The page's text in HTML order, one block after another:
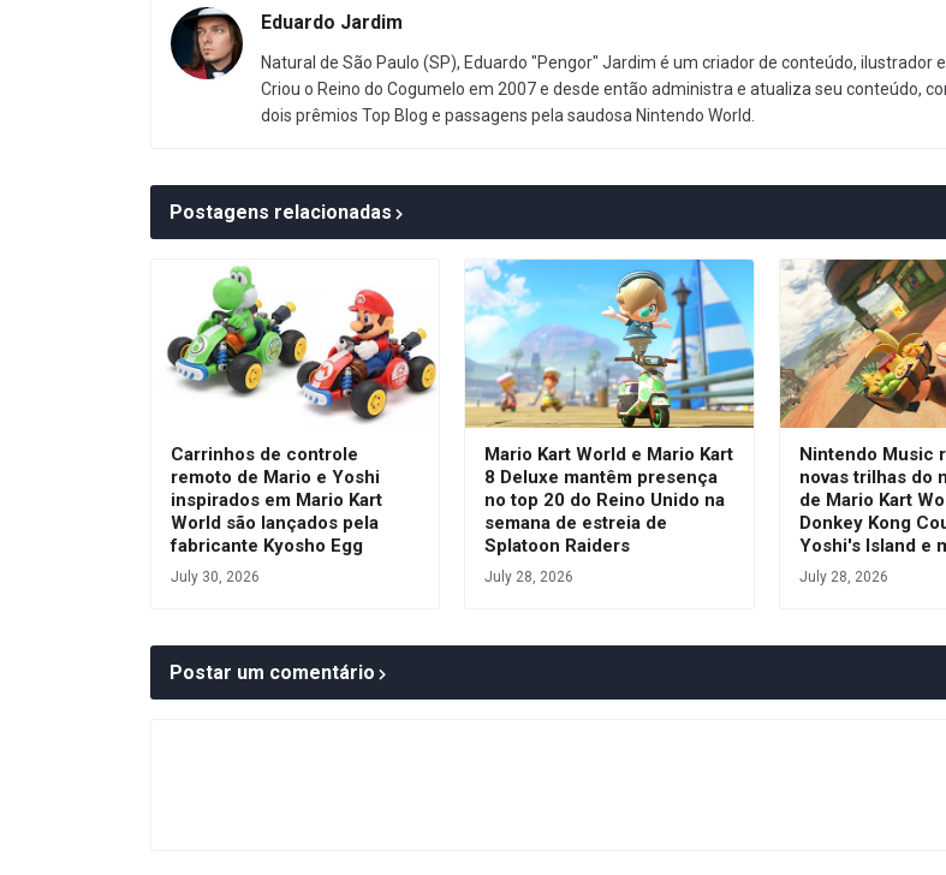
Eduardo Jardim
Natural de São Paulo (SP), Eduardo "Pengor" Jardim é um criador de conteúdo, ilustrador
Criou o Reino do Cogumelo em 2007 e desde então administra e atualiza seu conteúdo,
dois prêmios Top Blog e passagens pela saudosa Nintendo World.
Postagens relacionadas
Carrinhos de controle
remoto de Mario e Yoshi
inspirados em Mario Kart
World são lançados pela
fabricante Kyosho Egg
July 30, 2026
Mario Kart World e Mario Kart
8 Deluxe mantêm presença
no top 20 do Reino Unido na
semana de estreia de
Splatoon Raiders
July 28, 2026
Nintendo Music
novas trilhas do
de Mario Kart
Donkey Kong
Yoshi's Island e
July 28, 2026
Postar um comentário